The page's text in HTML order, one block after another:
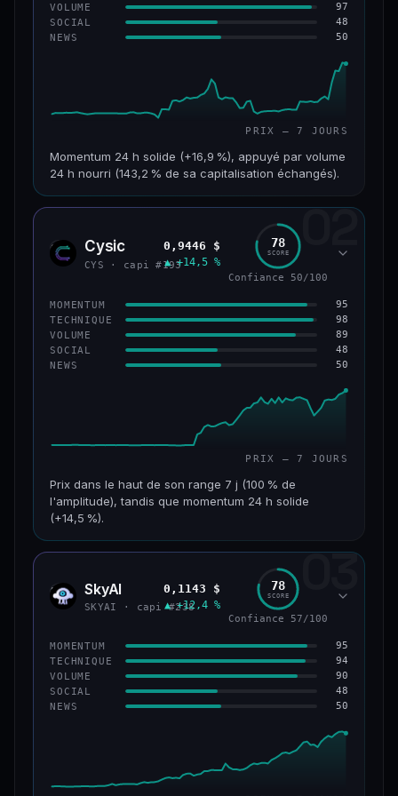
VOLUME 97
SOCIAL 48
NEWS 50
PRIX — 7 JOURS
Momentum 24 h solide (+16,9 %), appuyé par volume
24 h nourri (143,2 % de sa capitalisation échangés).
CAP. MARCHÉ VOLUME 24 H
VAR. 7 J VAR. 30 J
−10,2 %
VS ATH
−42,1 %
CONFIANCE 43/100
02
CYS Cysic
CYS · capi #193
0,9446 $
▲ +14,5 %
78
SCORE
Confiance 50/100
MOMENTUM 95
TECHNIQUE 98
VOLUME 89
SOCIAL 48
NEWS 50
PRIX — 7 JOURS
Prix dans le haut de son range 7 j (100 % de
l'amplitude), tandis que momentum 24 h solide
(+14,5 %).
CAP. MARCHÉ VOLUME 24 H
VAR. 7 J VAR. 30 J
+211,4 %
VS ATH
−3,2 % #193
CONFIANCE 50/100
03
SKYA SkyAI
SKYAI · capi #238
0,1143 $
▲ +12,4 %
78
SCORE
Confiance 57/100
MOMENTUM 95
TECHNIQUE 94
VOLUME 90
SOCIAL 48
NEWS 50